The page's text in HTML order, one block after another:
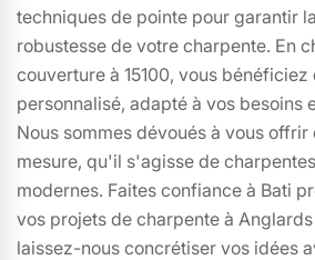
techniques de pointe pour garantir
robustesse de votre charpente. En
couverture à 15100, vous
personnalisé, adapté à vos besoins
Nous sommes dévoués à vous offrir
mesure, qu'il s'agisse de
modernes. Faites confiance à Bati
vos projets de charpente à Anglards
laissez-nous concrétiser vos idées